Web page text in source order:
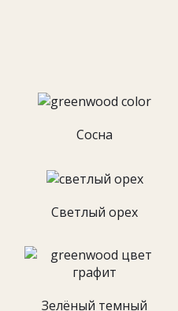
Сосна
Светлый орех
Зелёный темный